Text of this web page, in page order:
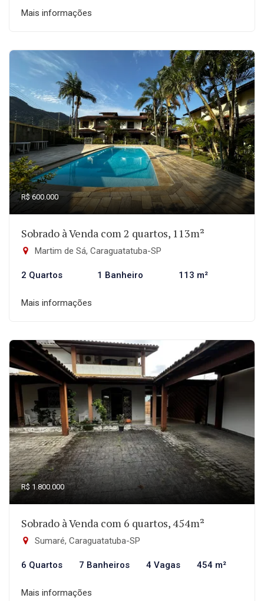
Mais informações
R$ 600.000
Sobrado à Venda com 2 quartos, 113m²
Martim de Sá, Caraguatatuba-SP
2 Quartos 1 Banheiro 113 m²
Mais informações
R$ 1.800.000
Sobrado à Venda com 6 quartos, 454m²
Sumaré, Caraguatatuba-SP
6 Quartos 7 Banheiros 4 Vagas 454 m²
Mais informações